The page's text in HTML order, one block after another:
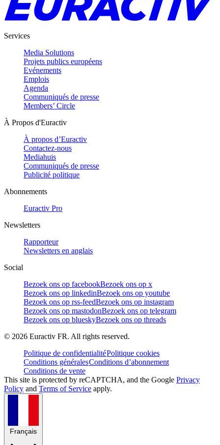
Services
Media Solutions
Projets publics européens
Evénements
Emplois
Agenda
Communiqués de presse
Members’ Circle
À Propos d'Euractiv
À propos d’Euractiv
Contactez-nous
Mediahuis
Communiqués de presse
Publicité politique
Abonnements
Euractiv Pro
Newsletters
Rapporteur
Newsletters en anglais
Social
Bezoek ons op facebookBezoek ons op x
Bezoek ons op linkedinBezoek ons op youtube
Bezoek ons op rss-feedBezoek ons op instagram
Bezoek ons op mastodonBezoek ons op telegram
Bezoek ons op blueskyBezoek ons op threads
© 2026 Euractiv FR. All rights reserved.
Politique de confidentialitéPolitique cookies
Conditions généralesConditions d’abonnement
Conditions de vente
This site is protected by reCAPTCHA, and the Google Privacy
Policy and Terms of Service apply.
Français